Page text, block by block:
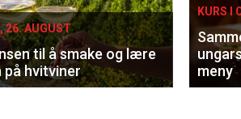
26. AUGUST
til å smake og lære
på hvitviner
KURS I
meny